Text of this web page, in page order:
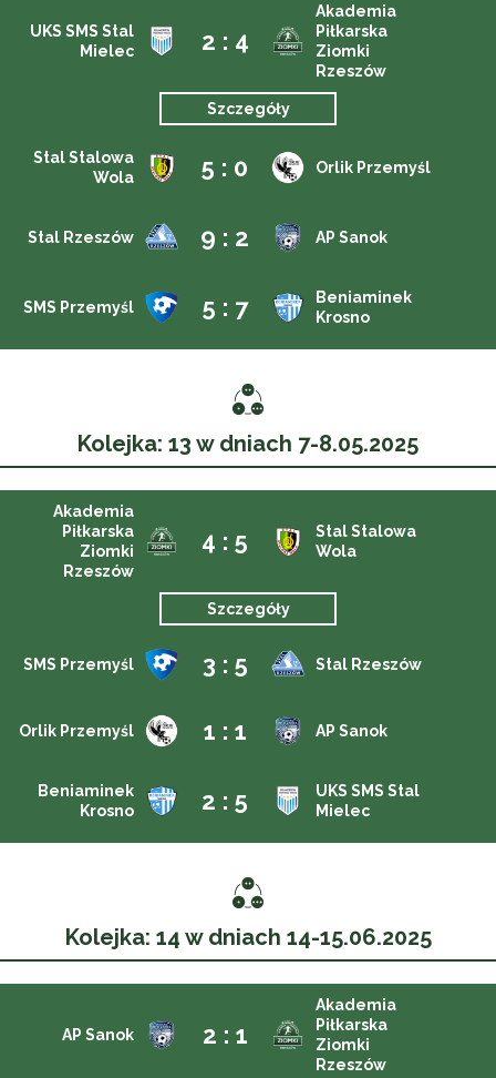
UKS SMS Stal
Mielec
2 : 4
Akademia
Piłkarska
Ziomki
Rzeszów
Szczegóły
Stal Stalowa
Wola
5 : 0 Orlik Przemyśl
Stal Rzeszów 9 : 2 AP Sanok
SMS Przemyśl 5 : 7
Beniaminek
Krosno
Kolejka: 13 w dniach 7-8.05.2025
Akademia
Piłkarska
Ziomki
Rzeszów
4 : 5
Stal Stalowa
Wola
Szczegóły
SMS Przemyśl 3 : 5 Stal Rzeszów
Orlik Przemyśl 1 : 1 AP Sanok
Beniaminek
Krosno
2 : 5
UKS SMS Stal
Mielec
Kolejka: 14 w dniach 14-15.06.2025
AP Sanok 2 : 1
Akademia
Piłkarska
Ziomki
Rzeszów